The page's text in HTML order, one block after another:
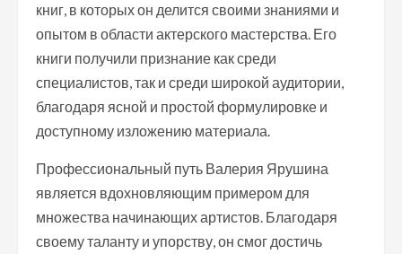
книг, в которых он делится своими знаниями и
опытом в области актерского мастерства. Его
книги получили признание как среди
специалистов, так и среди широкой аудитории,
благодаря ясной и простой формулировке и
доступному изложению материала.
Профессиональный путь Валерия Ярушина
является вдохновляющим примером для
множества начинающих артистов. Благодаря
своему таланту и упорству, он смог достичь